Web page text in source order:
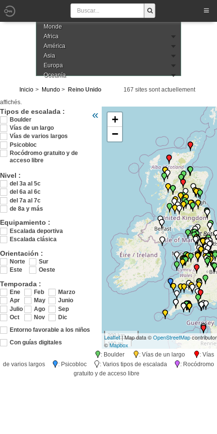
Monde
Africa
América
Asia
Europa
Oceanía
Inicio Mundo Reino Unido
167 sites sont actuellement
affichés.
Tipos de escalada :
Boulder
Vías de un largo
Vías de varios largos
Psicobloc
Rocódromo gratuito y de
acceso libre
Nivel :
del 3a al 5c
del 6a al 6c
del 7a al 7c
de 8a y más
Equipamiento :
Escalada deportiva
Escalada clásica
Orientación :
Norte
Sur
Este
Oeste
Temporada :
Ene Feb
Marzo
Apr
May
Junio
Julio
Ago
Sep
Oct
Nov
Dic
Entorno favorable a los niños
Con guías digitales
« Veuillez patienter pendant le chargement
+
−
200 km
100 mi
Leaflet| Map data ©OpenStreetMap
©Mapbox
: Boulder : Vías de un largo
: Vías
de varios largos
: Psicobloc : Varios tipos de escalada
: Rocódromo
gratuito y de acceso libre